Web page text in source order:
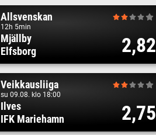
Allsvenskan
12h 5min
Mjällby
Elfsborg
2,82
Veikkausliiga
su 09.08. klo 18:00
Ilves
IFK Mariehamn
2,75